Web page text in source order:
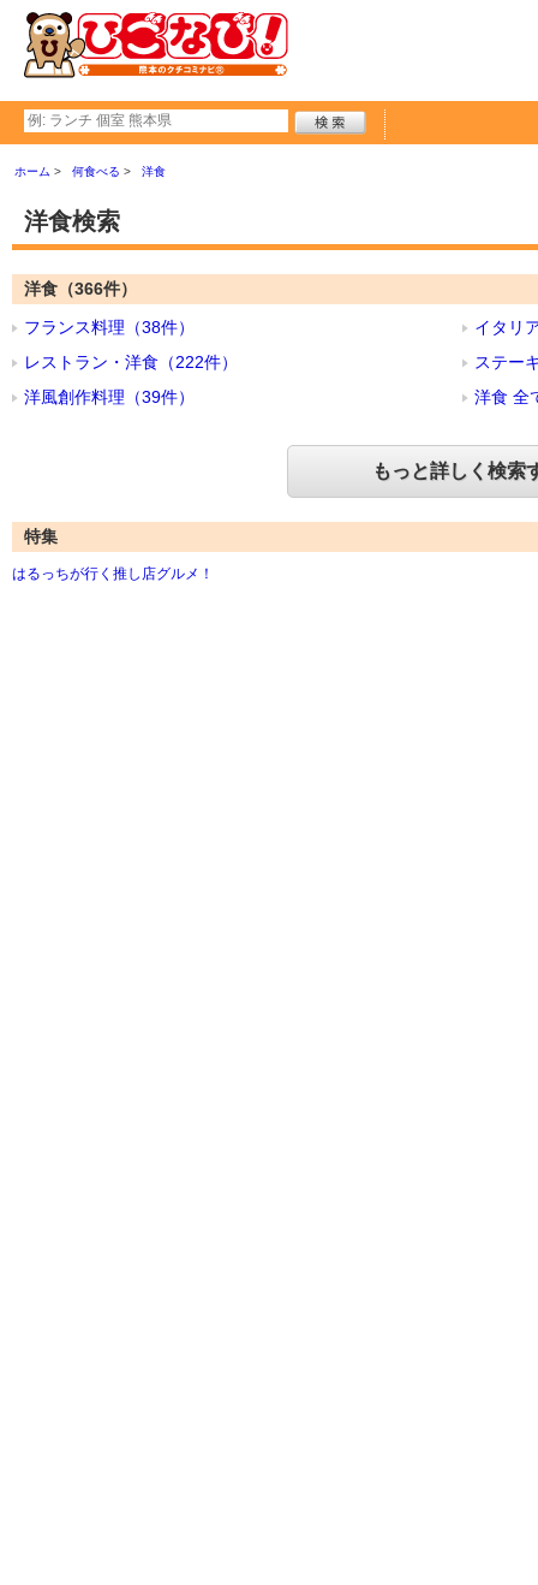
ホーム 何食べる 洋食
洋食検索
洋食（366件）
フランス料理（38件）
イタリ
レストラン・洋食（222件）
ステー
洋風創作料理（39件）
洋食 全
もっと詳しく検索
特集
はるっちが行く推し店グルメ！